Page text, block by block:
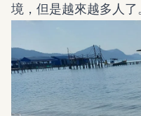
境，但是越來越多人了